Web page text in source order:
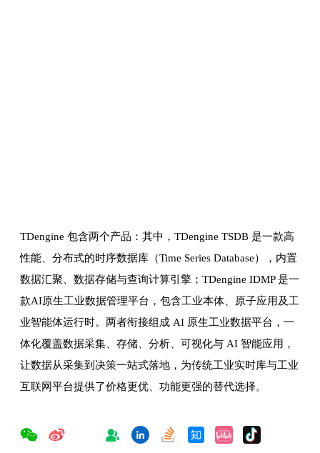
TDengine 包含两个产品：其中，TDengine TSDB 是一款高
性能、分布式的时序数据库（Time Series Database），内置
数据汇聚、数据存储与查询计算引擎；TDengine IDMP 是一
款AI原生工业数据管理平台，包含工业本体、原子应用及工
业智能体运行时。两者衔接组成 AI 原生工业数据平台，一
体化覆盖数据采集、存储、分析、可视化与 AI 智能应用，
让数据从采集到决策一站式落地，为传统工业实时库与工业
互联网平台提供了价格更优、功能更强的替代选择。